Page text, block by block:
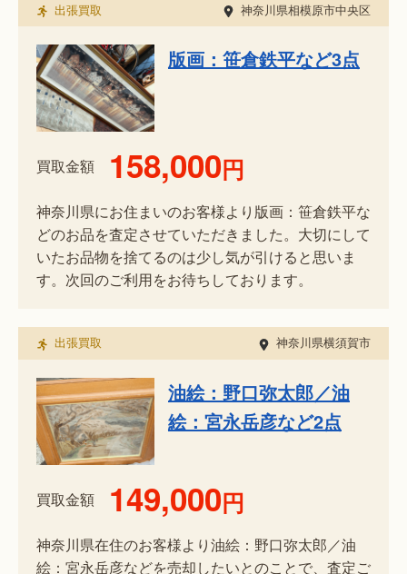
出張買取 神奈川県相模原市中央区
版画：笹倉鉄平など3点
買取金額 158,000円
神奈川県にお住まいのお客様より版画：笹倉鉄平な
どのお品を査定させていただきました。大切にして
いたお品物を捨てるのは少し気が引けると思いま
す。次回のご利用をお待ちしております。
出張買取 神奈川県横須賀市
油絵：野口弥太郎／油
絵：宮永岳彦など2点
買取金額 149,000円
神奈川県在住のお客様より油絵：野口弥太郎／油
絵：宮永岳彦などを売却したいとのことで、査定ご